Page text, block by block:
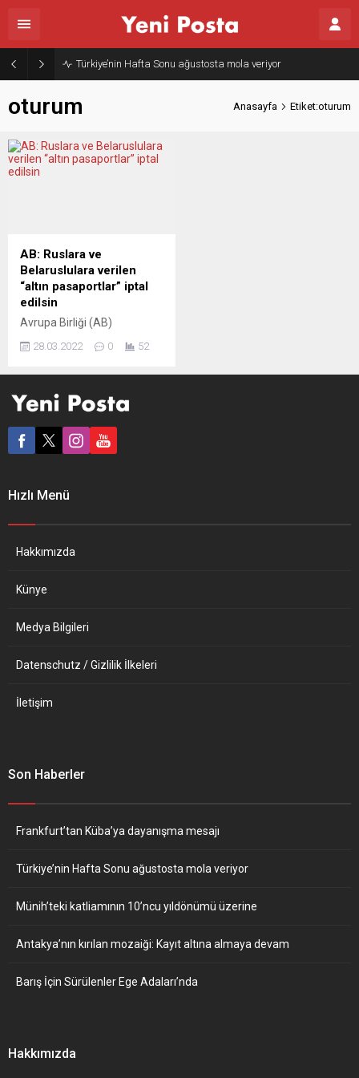
Türkiye’nin Hafta Sonu ağustosta mola veriyor
oturum Anasayfa Etiket:oturum
AB: Ruslara ve
Belaruslulara verilen
“altın pasaportlar” iptal
edilsin
Avrupa Birliği (AB)
tarafından yatırım karşılığı
Belarus vatandaşlarına
geri alınmasını talep etti.
AB Komisyonu, üye ülkelerin
yatırım karşılığı vatandaşlık
bulundu. AB Komisyonunun
28.03.2022 0 52
Hızlı Menü
Hakkımızda
Künye
Medya Bilgileri
Datenschutz / Gizlilik İlkeleri
İletişim
Son Haberler
Frankfurt’tan Küba’ya dayanışma mesajı
Türkiye’nin Hafta Sonu ağustosta mola veriyor
Münih’teki katliamının 10’ncu yıldönümü üzerine
Antakya’nın kırılan mozaiği: Kayıt altına almaya devam
Barış İçin Sürülenler Ege Adaları’nda
Hakkımızda